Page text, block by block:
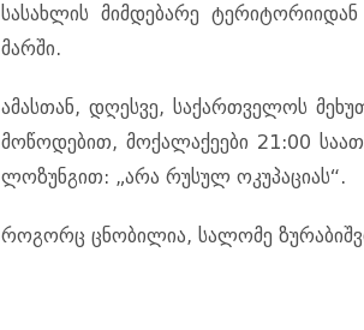
სასახლის მიმდებარე
მარში.
ამასთან, დღესვე, საქართველოს
მოწოდებით, მოქალაქეები 21:00
ლოზუნგით: „არა რუსულ ოკუპაციას“.
როგორც ცნობილია, სალომე